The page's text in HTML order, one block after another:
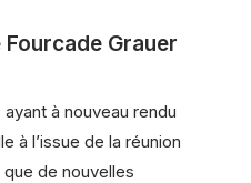
Grauer
à nouveau rendu
à l’issue de la réunion
de nouvelles